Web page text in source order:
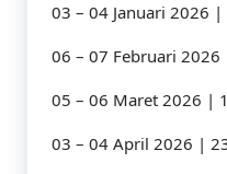
03 – 04 Januari 2026
06 – 07 Februari
05 – 06 Maret 2026 |
03 – 04 April 2026 |